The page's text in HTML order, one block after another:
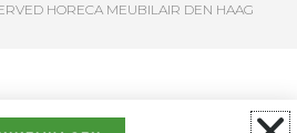
HORECA MEUBILAIR DEN HAAG